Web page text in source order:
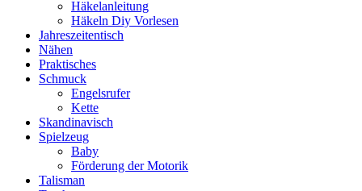
Häkelanleitung
Häkeln Diy Vorlesen
Jahreszeitentisch
Nähen
Praktisches
Schmuck
Engelsrufer
Kette
Skandinavisch
Spielzeug
Baby
Förderung der Motorik
Talisman